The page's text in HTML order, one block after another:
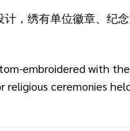
，绣有单位徽章、纪
embroidered with
ceremonies